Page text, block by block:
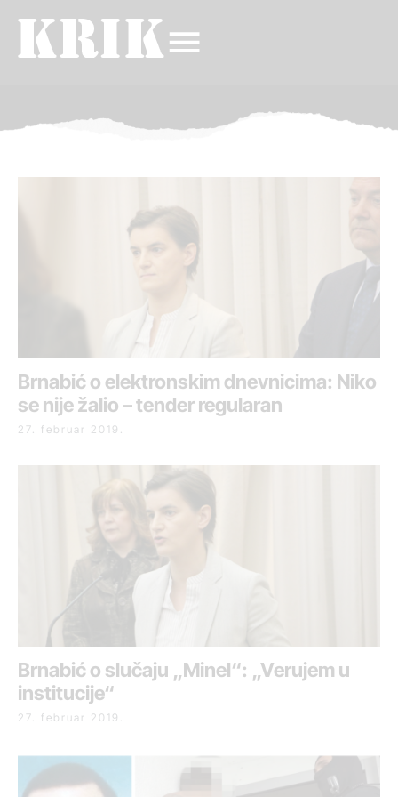
Brnabić o elektronskim dnevnicima: Niko
se nije žalio – tender regularan
27. februar 2019.
Brnabić o slučaju „Minel“: „Verujem u
institucije“
27. februar 2019.